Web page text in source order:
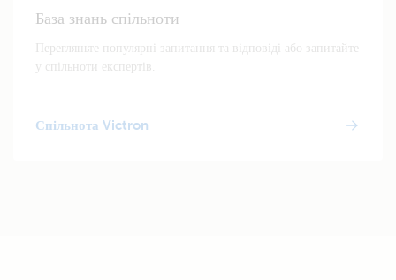
База знань спільноти
Перегляньте популярні запитання та відповіді або запитайте
у спільноти експертів.
Спільнота Victron